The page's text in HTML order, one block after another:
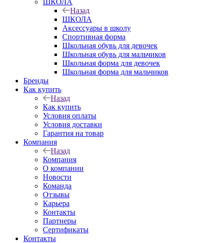
ШКОЛА
Назад
ШКОЛА
Аксессуары в школу
Спортивная форма
Школьная обувь для девочек
Школьная обувь для мальчиков
Школьная форма для девочек
Школьная форма для мальчиков
Бренды
Как купить
Назад
Как купить
Условия оплаты
Условия доставки
Гарантия на товар
Компания
Назад
Компания
О компании
Новости
Команда
Отзывы
Карьера
Контакты
Партнеры
Сертификаты
Контакты